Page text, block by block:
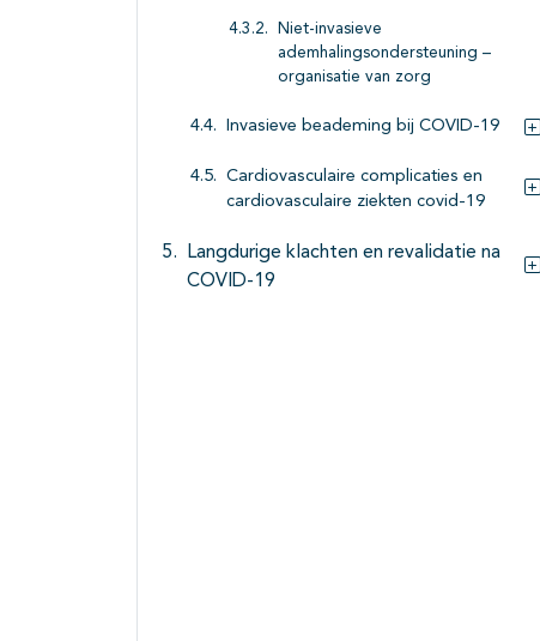
Niet-invasieve
ademhalingsondersteuning –
organisatie van zorg
Invasieve beademing bij COVID-19
Cardiovasculaire complicaties en
cardiovasculaire ziekten covid-19
Langdurige klachten en revalidatie na
COVID-19